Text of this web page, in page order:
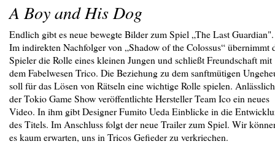
A Boy and His Dog
Endlich gibt es neue bewegte Bilder zum Spiel „The Last Guardian".
Im indirekten Nachfolger von „Shadow of the Colossus“ übernimmt
Spieler die Rolle eines kleinen Jungen und schließt Freundschaft mit
dem Fabelwesen Trico. Die Beziehung zu dem sanftmütigen
soll für das Lösen von Rätseln eine wichtige Rolle spielen. Anlässlich
der Tokio Game Show veröffentlichte Hersteller Team Ico ein neues
Video. In ihm gibt Designer Fumito Ueda Einblicke in die
des Titels. Im Anschluss folgt der neue Trailer zum Spiel. Wir
es kaum erwarten, uns in Tricos Gefieder zu verkriechen.